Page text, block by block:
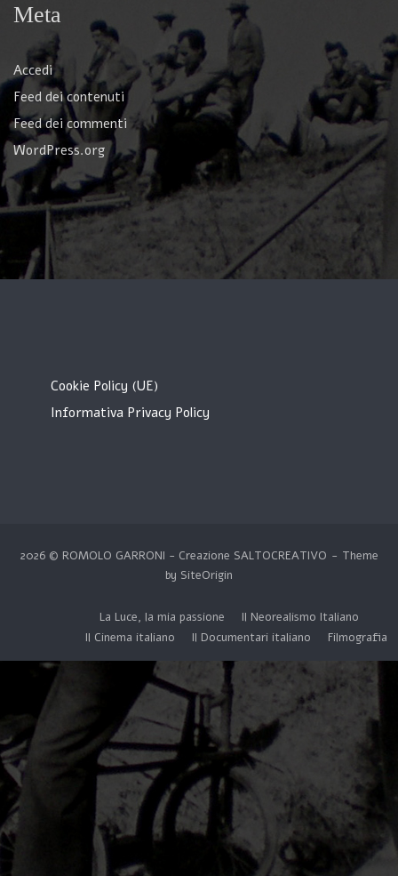
Meta
Accedi
Feed dei contenuti
Feed dei commenti
WordPress.org
Cookie Policy (UE)
Informativa Privacy Policy
2026 © ROMOLO GARRONI - Creazione SALTOCREATIVO
Theme
by SiteOrigin
La Luce, la mia passione
Il Neorealismo Italiano
Il Cinema italiano
Il Documentari italiano Filmografia